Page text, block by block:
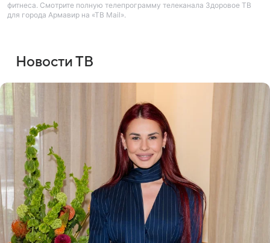
фитнеса. Смотрите полную телепрограмму телеканала Здоровое ТВ
для города Армавир на «ТВ Mail».
Новости ТВ